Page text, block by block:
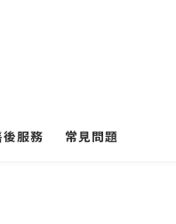
後服務 常見問題